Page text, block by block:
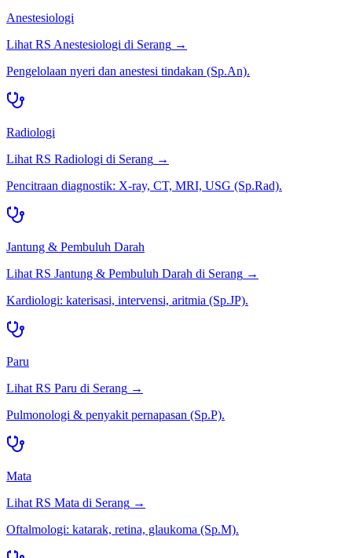
Anestesiologi
Lihat RS Anestesiologi di Serang →
Pengelolaan nyeri dan anestesi tindakan (Sp.An).
Radiologi
Lihat RS Radiologi di Serang →
Pencitraan diagnostik: X-ray, CT, MRI, USG (Sp.Rad).
Jantung & Pembuluh Darah
Lihat RS Jantung & Pembuluh Darah di Serang →
Kardiologi: katerisasi, intervensi, aritmia (Sp.JP).
Paru
Lihat RS Paru di Serang →
Pulmonologi & penyakit pernapasan (Sp.P).
Mata
Lihat RS Mata di Serang →
Oftalmologi: katarak, retina, glaukoma (Sp.M).